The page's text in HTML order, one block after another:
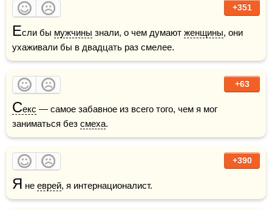
+351
Если бы мужчины знали, о чем думают женщины, они
ухаживали бы в двадцать раз смелее.
+63
Секс — самое забавное из всего того, чем я мог
заниматься без смеха.
+390
Я не еврей, я интернационалист.